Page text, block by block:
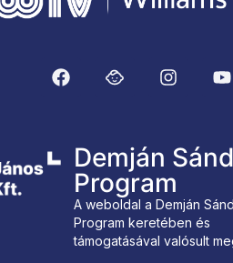
Demján
Program
A weboldal a Demján
Program keretében és
támogatásával valósult